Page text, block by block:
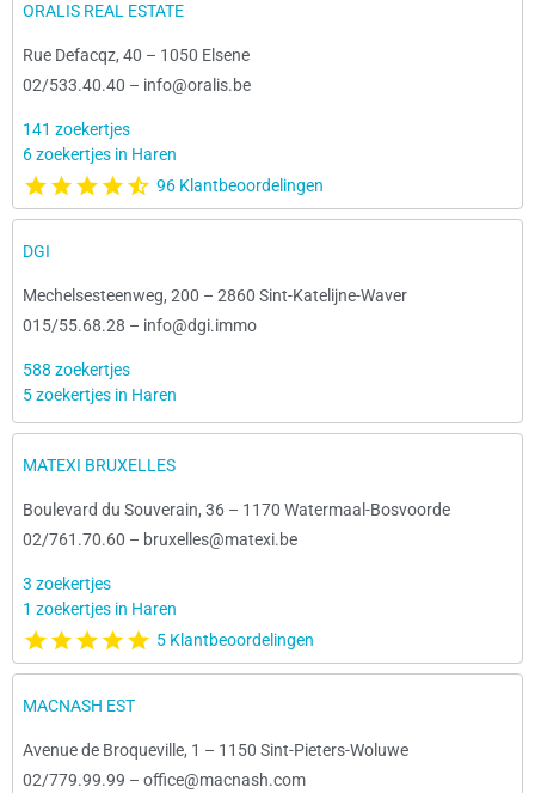
ORALIS REAL ESTATE
Rue Defacqz, 40 – 1050 Elsene
02/533.40.40 – info@oralis.be
141 zoekertjes
6 zoekertjes in Haren
96 Klantbeoordelingen
DGI
Mechelsesteenweg, 200 – 2860 Sint-Katelijne-Waver
015/55.68.28 – info@dgi.immo
588 zoekertjes
5 zoekertjes in Haren
MATEXI BRUXELLES
Boulevard du Souverain, 36 – 1170 Watermaal-Bosvoorde
02/761.70.60 – bruxelles@matexi.be
3 zoekertjes
1 zoekertjes in Haren
5 Klantbeoordelingen
MACNASH EST
Avenue de Broqueville, 1 – 1150 Sint-Pieters-Woluwe
02/779.99.99 – office@macnash.com